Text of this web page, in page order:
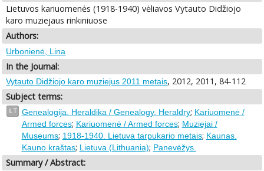
Lietuvos kariuomenės (1918-1940) vėliavos Vytauto Didžiojo
karo muziejaus rinkiniuose
Authors:
Urbonienė, Lina
In the Journal:
Vytauto Didžiojo karo muziejus 2011 metais, 2012, 2011, 84-112
Subject terms:
LT Genealogija. Heraldika / Genealogy. Heraldry; Kariuomenė /
Armed forces; Kariuomenė / Armed forces; Muziejai /
Museums; 1918-1940. Lietuva tarpukario metais; Kaunas.
Kauno kraštas; Lietuva (Lithuania); Panevėžys.
Summary / Abstract: